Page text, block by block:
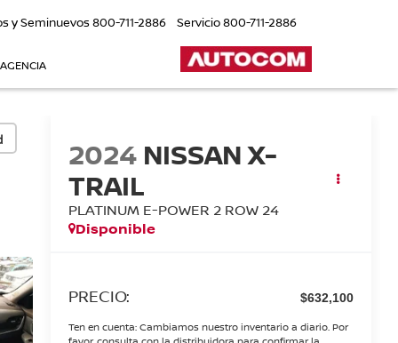
y Seminuevos800-711-2886 Servicio800-711-2886
2024 NISSAN X-
TRAIL
PLATINUM E-POWER 2 ROW 24
Disponible
PRECIO: $632,100
Ten en cuenta: Cambiamos nuestro inventario a diario. Por